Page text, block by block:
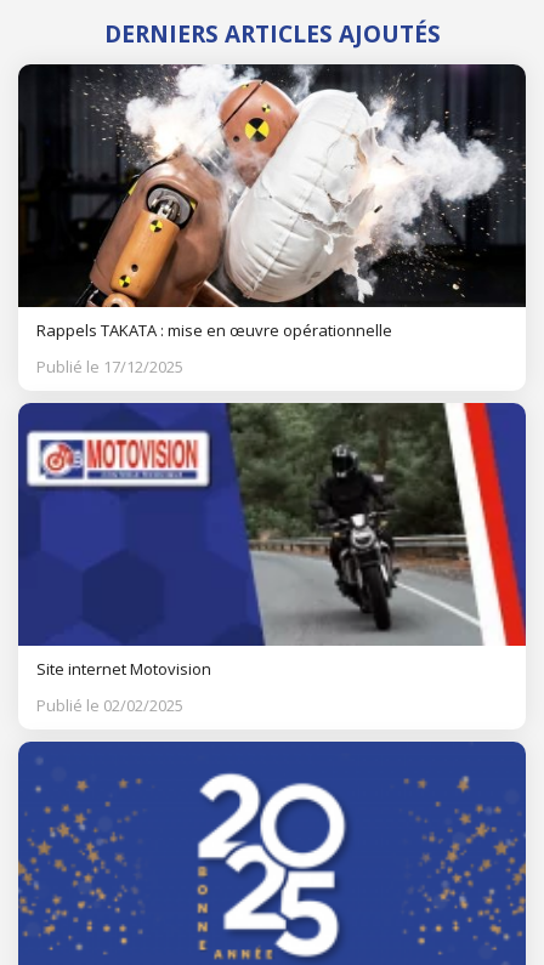
DERNIERS ARTICLES AJOUTÉS
Rappels TAKATA : mise en œuvre opérationnelle
Publié le 17/12/2025
Site internet Motovision
Publié le 02/02/2025